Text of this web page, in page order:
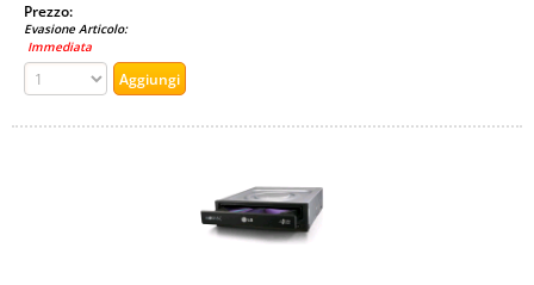
Prezzo:
Evasione Articolo:
Immediata